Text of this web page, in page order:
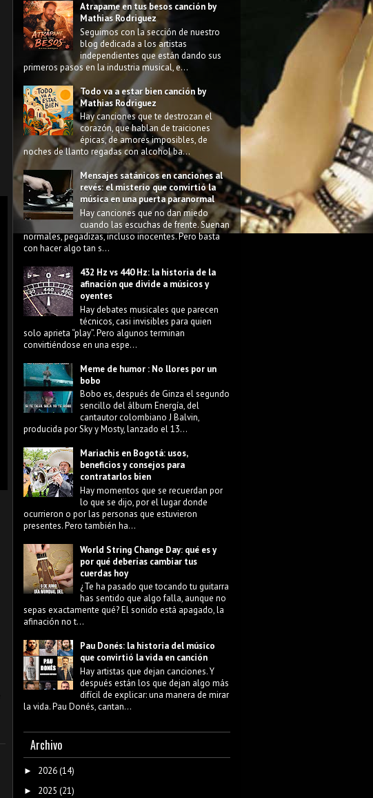
Atrapame en tus besos canción by
Mathias Rodriguez
Seguimos con la sección de nuestro
blog dedicada a los artistas
independientes que están dando sus
primeros pasos en la industria musical, e...
Todo va a estar bien canción by
Mathias Rodriguez
Hay canciones que te destrozan el
corazón, que hablan de traiciones
épicas, de amores imposibles, de
noches de llanto regadas con alcohol ba...
Mensajes satánicos en canciones al
revés: el misterio que convirtió la
música en una puerta paranormal
Hay canciones que no dan miedo
cuando las escuchas de frente. Suenan
normales, pegadizas, incluso inocentes. Pero basta
con hacer algo tan s...
432 Hz vs 440 Hz: la historia de la
afinación que divide a músicos y
oyentes
Hay debates musicales que parecen
técnicos, casi invisibles para quien
solo aprieta “play”. Pero algunos terminan
convirtiéndose en una espe...
Meme de humor : No llores por un
bobo
Bobo es, después de Ginza el segundo
sencillo del álbum Energía, del
cantautor colombiano J Balvin,
producida por Sky y Mosty, lanzado el 13...
Mariachis en Bogotá: usos,
beneficios y consejos para
contratarlos bien
Hay momentos que se recuerdan por
lo que se dijo, por el lugar donde
ocurrieron o por las personas que estuvieron
presentes. Pero también ha...
World String Change Day: qué es y
por qué deberías cambiar tus
cuerdas hoy
¿Te ha pasado que tocando tu guitarra
has sentido que algo falla, aunque no
sepas exactamente qué? El sonido está apagado, la
afinación no t...
Pau Donés: la historia del músico
que convirtió la vida en canción
Hay artistas que dejan canciones. Y
después están los que dejan algo más
difícil de explicar: una manera de mirar
la vida. Pau Donés, cantan...
Archivo
► 2026(14)
► 2025 (21)